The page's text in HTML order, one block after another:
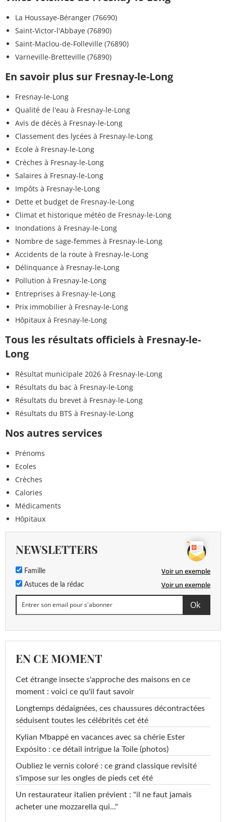
La Houssaye-Béranger (76690)
Saint-Victor-l'Abbaye (76890)
Saint-Maclou-de-Folleville (76890)
Varneville-Bretteville (76890)
En savoir plus sur Fresnay-le-Long
Fresnay-le-Long
Qualité de l'eau à Fresnay-le-Long
Avis de décès à Fresnay-le-Long
Classement des lycées à Fresnay-le-Long
Ecole à Fresnay-le-Long
Crèches à Fresnay-le-Long
Salaires à Fresnay-le-Long
Impôts à Fresnay-le-Long
Dette et budget de Fresnay-le-Long
Climat et historique météo de Fresnay-le-Long
Inondations à Fresnay-le-Long
Nombre de sage-femmes à Fresnay-le-Long
Accidents de la route à Fresnay-le-Long
Délinquance à Fresnay-le-Long
Pollution à Fresnay-le-Long
Entreprises à Fresnay-le-Long
Prix immobilier à Fresnay-le-Long
Hôpitaux à Fresnay-le-Long
Tous les résultats officiels à Fresnay-le-
Long
Résultat municipale 2026 à Fresnay-le-Long
Résultats du bac à Fresnay-le-Long
Résultats du brevet à Fresnay-le-Long
Résultats du BTS à Fresnay-le-Long
Nos autres services
Prénoms
Ecoles
Crèches
Calories
Médicaments
Hôpitaux
NEWSLETTERS
Famille Voir un exemple
Astuces de la rédac Voir un exemple
EN CE MOMENT
Cet étrange insecte s'approche des maisons en ce
moment : voici ce qu'il faut savoir
Longtemps dédaignées, ces chaussures décontractées
séduisent toutes les célébrités cet été
Kylian Mbappé en vacances avec sa chérie Ester
Expósito : ce détail intrigue la Toile (photos)
Oubliez le vernis coloré : ce grand classique revisité
s'impose sur les ongles de pieds cet été
Un restaurateur italien prévient : "il ne faut jamais
acheter une mozzarella qui..."